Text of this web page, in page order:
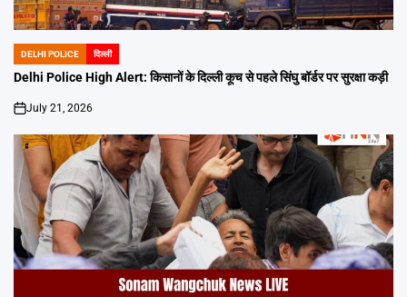
POSTED
IN
DELHI POLICE दिल्ली
Delhi Police High Alert: किसानों के दिल्ली कूच से पहले सिंघु बॉर्डर पर सुरक्षा कड़ी
on
July 21, 2026